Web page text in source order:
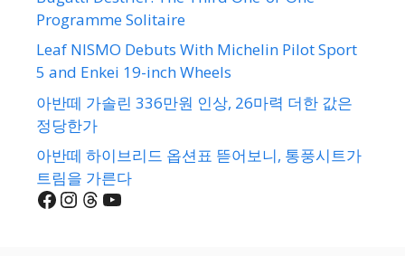
Programme Solitaire
Leaf NISMO Debuts With Michelin Pilot Sport
5 and Enkei 19-inch Wheels
아반떼 가솔린 336만원 인상, 26마력 더한 값은
정당한가
아반떼 하이브리드 옵션표 뜯어보니, 통풍시트가
트림을 가른다
Facebook
Instagram
Threads
YouTube